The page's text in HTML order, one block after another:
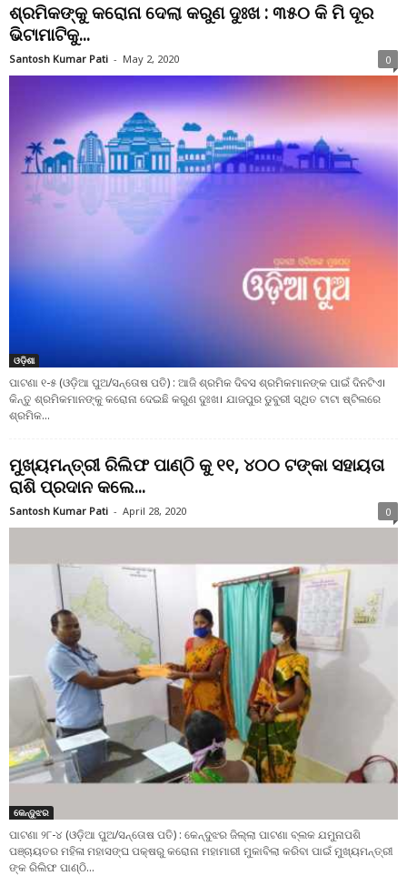
ଶ୍ରମିକଙ୍କୁ କରୋନା ଦେଲା କରୁଣ ଦୁଃଖ : ୩୫୦ କି ମି ଦୂର
ଭିଟାମାଟିକୁ...
Santosh Kumar Pati - May 2, 2020 0
ଓଡ଼ିଶା
ପାଟଣା ୧-୫ (ଓଡ଼ିଆ ପୁଅ/ସନ୍ତୋଷ ପତି) : ଆଜି ଶ୍ରମିକ ଦିବସ ଶ୍ରମିକମାନଙ୍କ ପାଇଁ ଦିନଟିଏ।
କିନ୍ତୁ ଶ୍ରମିକମାନଙ୍କୁ କରୋନା ଦେଇଛି କରୁଣ ଦୁଃଖ। ଯାଜପୁର ଡୁବୁରୀ ସ୍ଥିତ ଟାଟା ଷ୍ଟିଲରେ
ଶ୍ରମିକ...
ମୁଖ୍ୟମନ୍ତ୍ରୀ ରିଲିଫ ପାଣ୍ଠି କୁ ୧୧, ୪୦୦ ଟଙ୍କା ସହାୟତା
ରାଶି ପ୍ରଦାନ କଲେ...
Santosh Kumar Pati - April 28, 2020 0
କେନ୍ଦୁଝର
ପାଟଣା ୨୮-୪ (ଓଡ଼ିଆ ପୁଅ/ସନ୍ତୋଷ ପତି) : କେନ୍ଦୁଝର ଜିଲ୍ଲା ପାଟଣା ବ୍ଲକ ଯମୁନାପଶି
ପଞ୍ଚାୟତର ମହିଳା ମହାସଙ୍ଘ ପକ୍ଷରୁ କରୋନା ମହାମାରୀ ମୁକାବିଲା କରିବା ପାଇଁ ମୁଖ୍ୟମନ୍ତ୍ରୀ
ଙ୍କ ରିଲିଫ ପାଣ୍ଠି...